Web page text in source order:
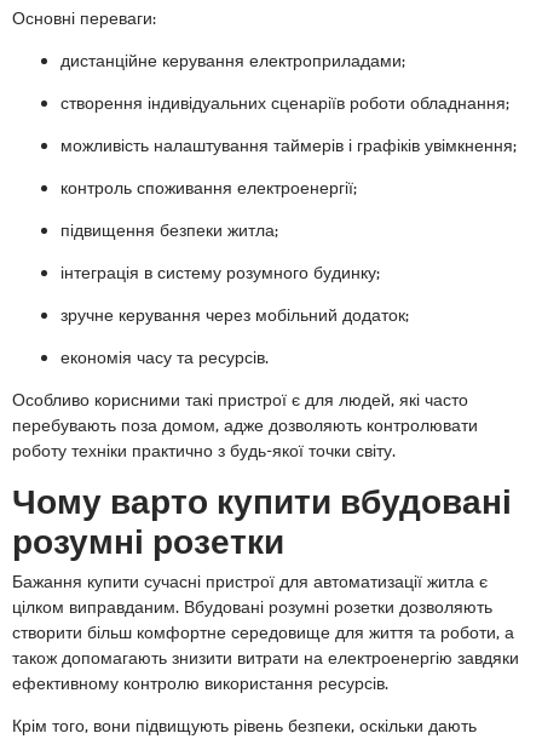
Основні переваги:
дистанційне керування електроприладами;
створення індивідуальних сценаріїв роботи обладнання;
можливість налаштування таймерів і графіків увімкнення;
контроль споживання електроенергії;
підвищення безпеки житла;
інтеграція в систему розумного будинку;
зручне керування через мобільний додаток;
економія часу та ресурсів.
Особливо корисними такі пристрої є для людей, які часто
перебувають поза домом, адже дозволяють контролювати
роботу техніки практично з будь-якої точки світу.
Чому варто купити вбудовані
розумні розетки
Бажання купити сучасні пристрої для автоматизації житла є
цілком виправданим. Вбудовані розумні розетки дозволяють
створити більш комфортне середовище для життя та роботи, а
також допомагають знизити витрати на електроенергію завдяки
ефективному контролю використання ресурсів.
Крім того, вони підвищують рівень безпеки, оскільки дають